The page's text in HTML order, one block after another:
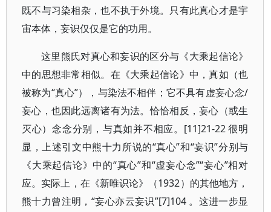
既不与习染相杂，也不执于外境。只有此真心才是宇
宙本体，妄识仅仅是它的功用。
这里熊氏对真心和妄识的区分与《大乘起信论》
中的思想非常相似。在《大乘起信论》中，真如（也
被称为“真心”），与染法不相伴；它不具有虚妄心念/
妄心，也因此远离诸有为法。恰恰相反，妄心（或生
灭心）念念分别，与真如并不相应。[11]21-22 很明
显，上述引文中熊十力所说的“真心”和“妄识”分别与
《大乘起信论》中的“真心”和“虚妄心念”“妄心”相对
应。实际上，在《新唯识论》（1932）的其他地方，
熊十力曾注明，“妄心亦云妄识”[7]104 。这进一步显